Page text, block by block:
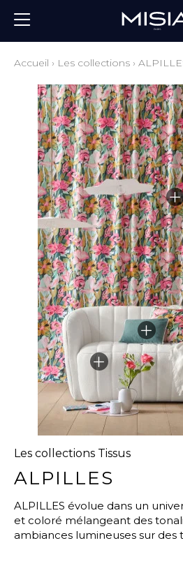
Accueil › Les collections ›
Les collections Tissus
ALPILLES
ALPILLES évolue dans un
et coloré mélangeant des
ambiances lumineuses sur des